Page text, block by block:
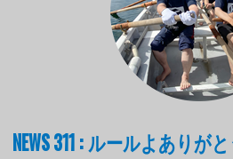
NEWS 311 : ルールよありが